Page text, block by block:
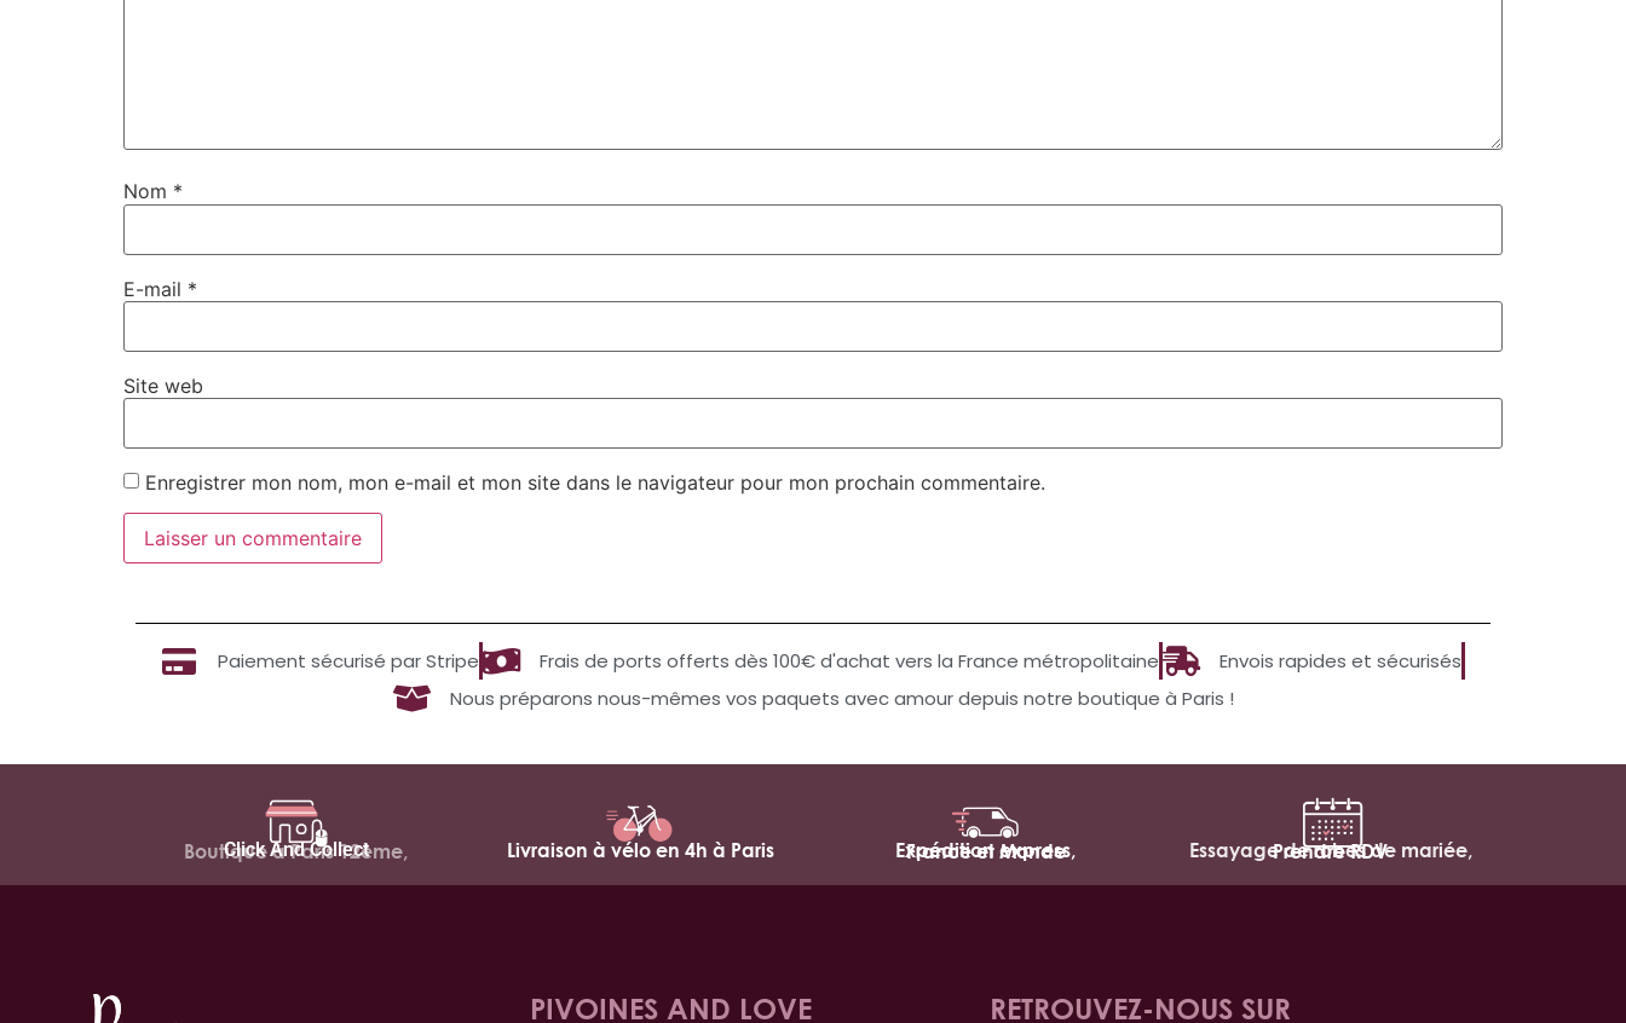
Nom *
E-mail *
Site web
Enregistrer mon nom, mon e-mail et mon site dans le navigateur pour mon prochain commentaire.
Paiement sécurisé par Stripe Frais de ports offerts dès 100€ d'achat vers la France métropolitaine
Envois rapides et sécurisés
Nous préparons nous-mêmes vos paquets avec amour depuis notre boutique à Paris !
Click And Collect
Boutique à Paris 12ème, Livraison à vélo en 4h à Paris Expédition express,
France et Monde Essayage de robes de mariée,
Prendre RDV
PIVOINES AND LOVE RETROUVEZ-NOUS SUR